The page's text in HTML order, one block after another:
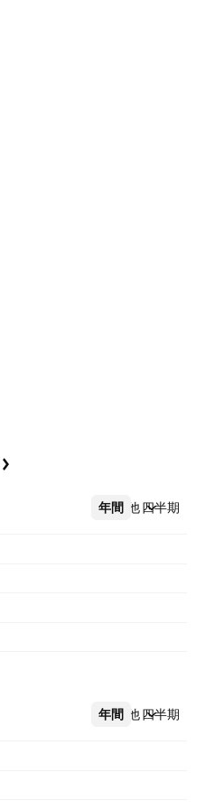
年間 四半期
その他
年間 四半期
その他